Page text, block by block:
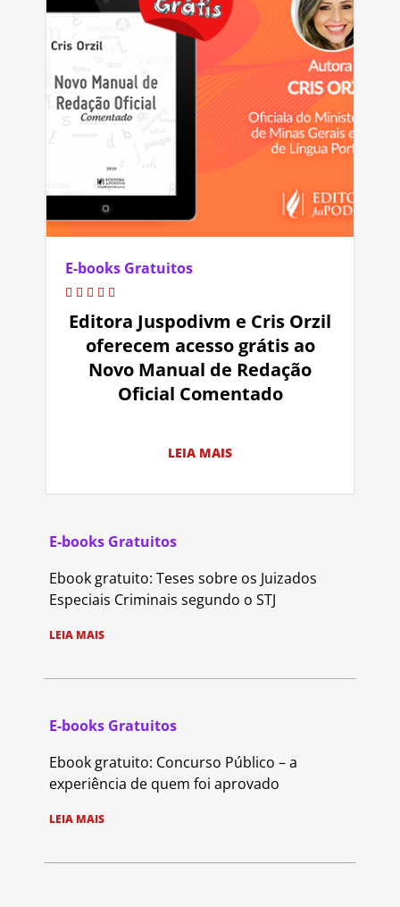
E-books Gratuitos
Editora Juspodivm e Cris Orzil
oferecem acesso grátis ao
Novo Manual de Redação
Oficial Comentado
LEIA MAIS
E-books Gratuitos
Ebook gratuito: Teses sobre os Juizados
Especiais Criminais segundo o STJ
LEIA MAIS
E-books Gratuitos
Ebook gratuito: Concurso Público – a
experiência de quem foi aprovado
LEIA MAIS